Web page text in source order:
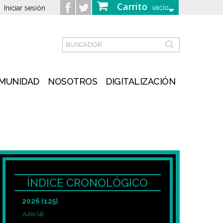
Carrito vacío
Iniciar sesión
NOSOTROS DIGITALIZACIÓN
ÍNDICE CRONOLÓGICO
2026 (125)
Julio (4)